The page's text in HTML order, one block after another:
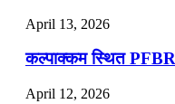
April 13, 2026
कल्पाक्कम स्थित PFBR
April 12, 2026